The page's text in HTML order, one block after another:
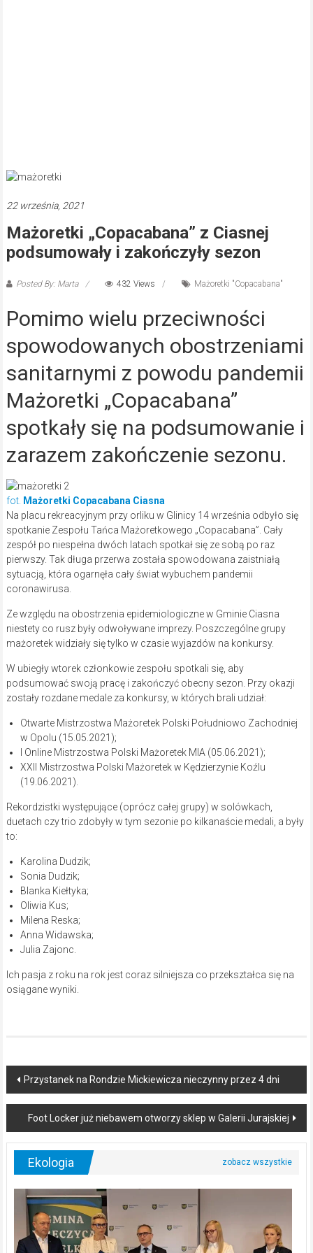
22 września, 2021
Mażoretki „Copacabana” z Ciasnej
podsumowały i zakończyły sezon
Posted By: Marta 432 Views Mażoretki "Copacabana"
Pomimo wielu przeciwności
spowodowanych obostrzeniami
sanitarnymi z powodu pandemii
Mażoretki „Copacabana”
spotkały się na podsumowanie i
zarazem zakończenie sezonu.
fot. Mażoretki Copacabana Ciasna
Na placu rekreacyjnym przy orliku w Glinicy 14 września odbyło się
spotkanie Zespołu Tańca Mażoretkowego „Copacabana”. Cały
zespół po niespełna dwóch latach spotkał się ze sobą po raz
pierwszy. Tak długa przerwa została spowodowana zaistniałą
sytuacją, która ogarnęła cały świat wybuchem pandemii
coronawirusa.
Ze względu na obostrzenia epidemiologiczne w Gminie Ciasna
niestety co rusz były odwoływane imprezy. Poszczególne grupy
mażoretek widziały się tylko w czasie wyjazdów na konkursy.
W ubiegły wtorek członkowie zespołu spotkali się, aby
podsumować swoją pracę i zakończyć obecny sezon. Przy okazji
zostały rozdane medale za konkursy, w których brali udział:
Otwarte Mistrzostwa Mażoretek Polski Południowo Zachodniej
w Opolu (15.05.2021);
I Online Mistrzostwa Polski Mażoretek MIA (05.06.2021);
XXII Mistrzostwa Polski Mażoretek w Kędzierzynie Koźlu
(19.06.2021).
Rekordzistki występujące (oprócz całej grupy) w solówkach,
duetach czy trio zdobyły w tym sezonie po kilkanaście medali, a były
to:
Karolina Dudzik;
Sonia Dudzik;
Blanka Kiełtyka;
Oliwia Kus;
Milena Reska;
Anna Widawska;
Julia Zajonc.
Ich pasja z roku na rok jest coraz silniejsza co przekształca się na
osiągane wyniki.
Post
navigation
Przystanek na Rondzie Mickiewicza nieczynny przez 4 dni
Foot Locker już niebawem otworzy sklep w Galerii Jurajskiej
Ekologia